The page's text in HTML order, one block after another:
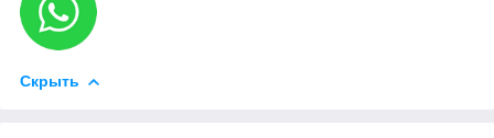
Скрыть